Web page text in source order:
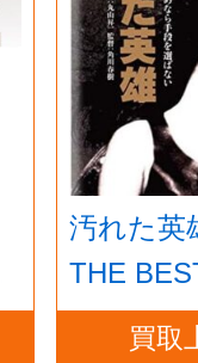
汚れた英
THE
買取